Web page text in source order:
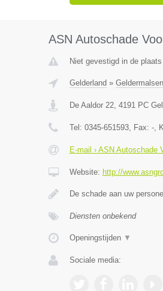
ASN Autoschade
Niet gevestigd in de
Gelderland » Geldermalsen
De Aaldor 22, 4191 PC
Tel: 0345-651593, Fax: -,
E-mail › ASN Autoschade
Website: http://
De schade aan uw
Diensten onbekend
Openingstijden ▼
Sociale media: